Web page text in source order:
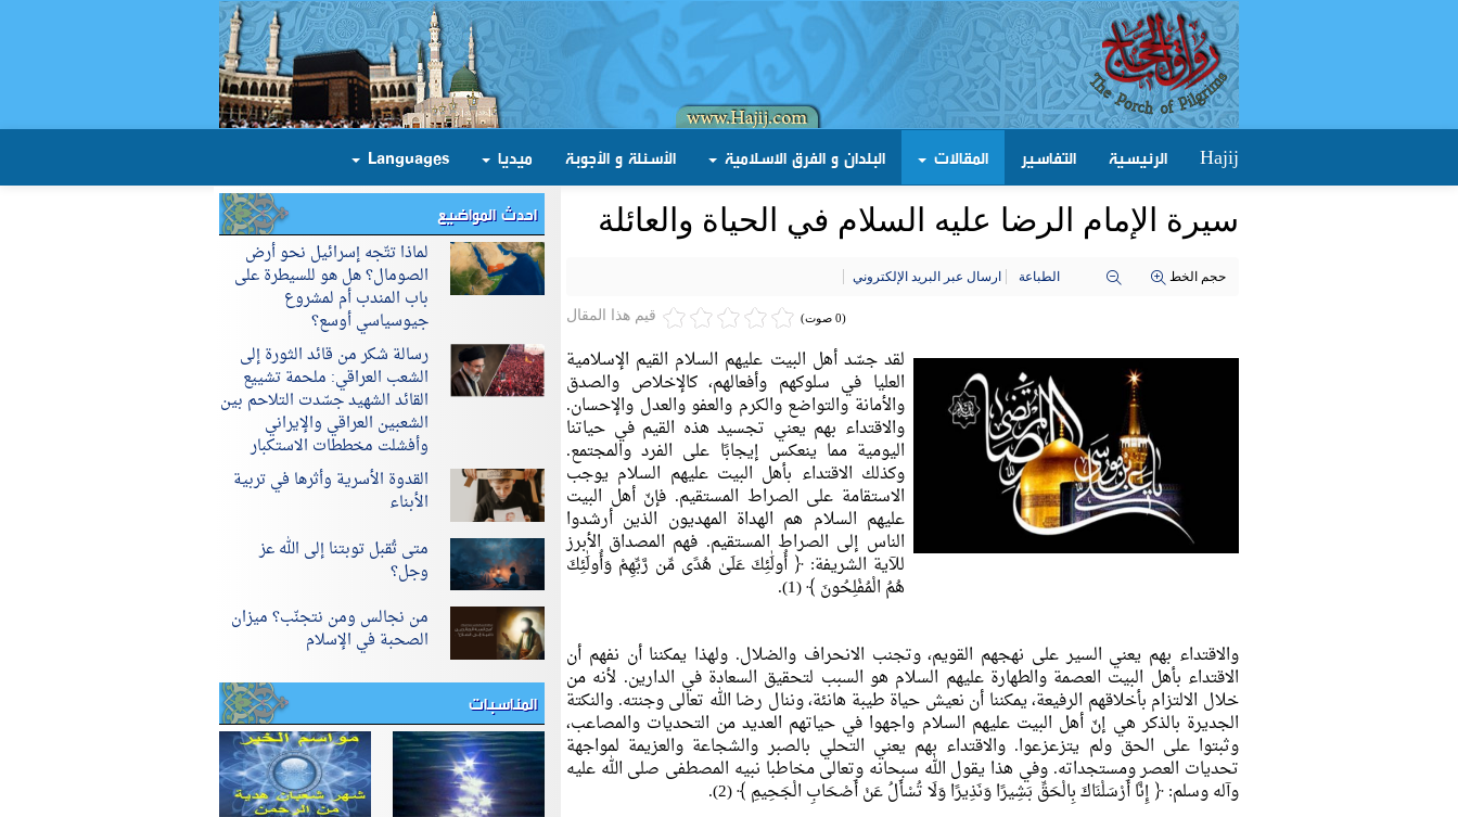
Hajij الرئيسية التفاسير المقالات البلدان و الفرق الاسلامية الأسئلة و الأجوبة ميديا Languages
سيرة الإمام الرضا عليه السلام في الحياة والعائلة
حجم الخط الطباعة ارسال عبر البريد الإلكتروني
قيم هذا المقال (0 صوت)
لقد جسّد أهل البيت عليهم السلام القيم الإسلامية
العليا في سلوكهم وأفعالهم، كالإخلاص والصدق
والأمانة والتواضع والكرم والعفو والعدل والإحسان.
والاقتداء بهم يعني تجسيد هذه القيم في حياتنا
اليومية مما ينعكس إيجابًا على الفرد والمجتمع.
وكذلك الاقتداء بأهل البيت عليهم السلام يوجب
الاستقامة على الصراط المستقيم. فإنّ أهل البيت
عليهم السلام هم الهداة المهديون الذين أرشدوا
الناس إلى الصراط المستقيم. فهم المصداق الأبرز
للآية الشريفة: ﴿ أُولَٰئِكَ عَلَىٰ هُدًى مِّن رَّبِّهِمْ وَأُولَٰئِكَ
هُمُ الْمُفْلِحُونَ ﴾(1).
والاقتداء بهم يعني السير على نهجهم القويم، وتجنب الانحراف والضلال. ولهذا يمكننا أن نفهم أن
الاقتداء بأهل البيت العصمة والطهارة عليهم السلام هو السبب لتحقيق السعادة في الدارين. لأنه من
خلال الالتزام بأخلاقهم الرفيعة، يمكننا أن نعيش حياة طيبة هانئة، وننال رضا الله تعالى وجنته. والنكتة
الجديرة بالذكر هي إنّ أهل البيت عليهم السلام واجهوا في حياتهم العديد من التحديات والمصاعب،
وثبتوا على الحق ولم يتزعزعوا. والاقتداء بهم يعني التحلي بالصبر والشجاعة والعزيمة لمواجهة
تحديات العصر ومستجداته. وفي هذا يقول الله سبحانه وتعالى مخاطبا نبيه المصطفى صلى الله عليه
وآله وسلم:﴿ إِنَّا أَرْسَلْنَاكَ بِالْحَقِّ بَشِيرًا وَنَذِيرًا وَلَا تُسْأَلُ عَنْ أَصْحَابِ الْجَحِيمِ ﴾(2).
احدث المواضيع
لماذا تتّجه إسرائيل نحو أرض
الصومال؟ هل هو للسيطرة على
باب المندب أم لمشروع
جيوسياسي أوسع؟
رسالة شكر من قائد الثورة إلى
الشعب العراقي: ملحمة تشييع
القائد الشهيد جسّدت التلاحم بين
الشعبين العراقي والإيراني
وأفشلت مخططات الاستكبار
القدوة الأسرية وأثرها في تربية
الأبناء
متى تُقبل توبتنا إلى الله عز
وجل؟
من نجالس ومن نتجنّب؟ ميزان
الصحبة في الإسلام
المناسبات